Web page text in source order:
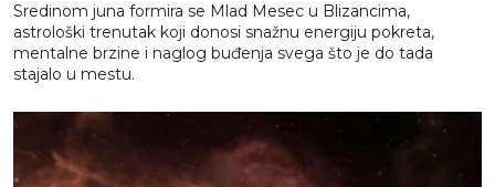
Sredinom juna formira se Mlad Mesec u Blizancima,
astrološki trenutak koji donosi snažnu energiju pokreta,
mentalne brzine i naglog buđenja svega što je do tada
stajalo u mestu.